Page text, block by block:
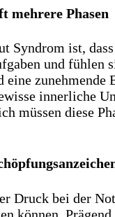
mehrere Phasen
Syndrom ist,
und fühlen
innerliche
müssen diese
Druck bei der
können.